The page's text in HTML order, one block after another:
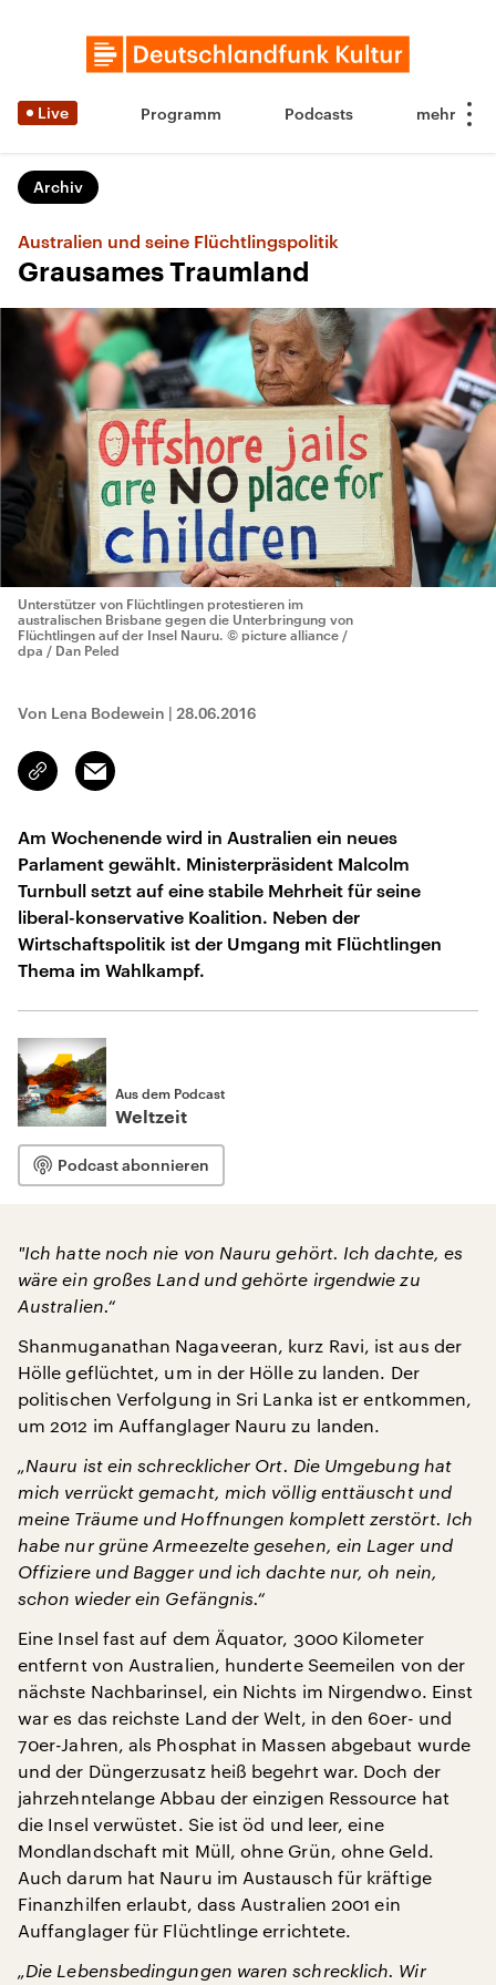
Live Programm Podcasts
Archiv
Australien und seine Flüchtlingspolitik
Grausames Traumland
Unterstützer von Flüchtlingen protestieren im
australischen Brisbane gegen die Unterbringung von
Flüchtlingen auf der Insel Nauru. © picture alliance /
dpa / Dan Peled
Von Lena Bodewein | 28.06.2016
Link
kopieren/teilen
Email
Am Wochenende wird in Australien ein neues
Parlament gewählt. Ministerpräsident Malcolm
Turnbull setzt auf eine stabile Mehrheit für seine
liberal-konservative Koalition. Neben der
Wirtschaftspolitik ist der Umgang mit Flüchtlingen
Thema im Wahlkampf.
Aus dem Podcast
Weltzeit
Podcast abonnieren
"Ich hatte noch nie von Nauru gehört. Ich dachte, es
wäre ein großes Land und gehörte irgendwie zu
Australien.“
Shanmuganathan Nagaveeran, kurz Ravi, ist aus der
Hölle geflüchtet, um in der Hölle zu landen. Der
politischen Verfolgung in Sri Lanka ist er entkommen,
um 2012 im Auffanglager Nauru zu landen.
„Nauru ist ein schrecklicher Ort. Die Umgebung hat
mich verrückt gemacht, mich völlig enttäuscht und
meine Träume und Hoffnungen komplett zerstört. Ich
habe nur grüne Armeezelte gesehen, ein Lager und
Offiziere und Bagger und ich dachte nur, oh nein,
schon wieder ein Gefängnis.“
Eine Insel fast auf dem Äquator, 3000 Kilometer
entfernt von Australien, hunderte Seemeilen von der
nächste Nachbarinsel, ein Nichts im Nirgendwo. Einst
war es das reichste Land der Welt, in den 60er- und
70er-Jahren, als Phosphat in Massen abgebaut wurde
und der Düngerzusatz heiß begehrt war. Doch der
jahrzehntelange Abbau der einzigen Ressource hat
die Insel verwüstet. Sie ist öd und leer, eine
Mondlandschaft mit Müll, ohne Grün, ohne Geld.
Auch darum hat Nauru im Austausch für kräftige
Finanzhilfen erlaubt, dass Australien 2001 ein
Auffanglager für Flüchtlinge errichtete.
„Die Lebensbedingungen waren schrecklich. Wir